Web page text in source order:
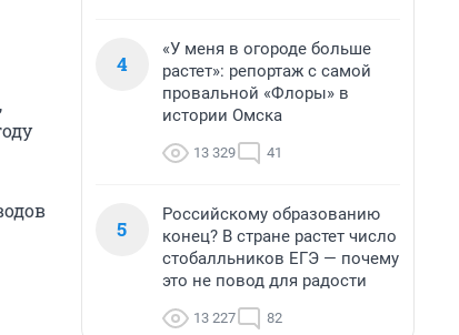
4
«У меня в огороде больше
растет»: репортаж с самой
провальной «Флоры» в
истории Омска
13 329 41
5
Российскому образованию
конец? В стране растет число
стобалльников ЕГЭ — почему
это не повод для радости
13 227 82